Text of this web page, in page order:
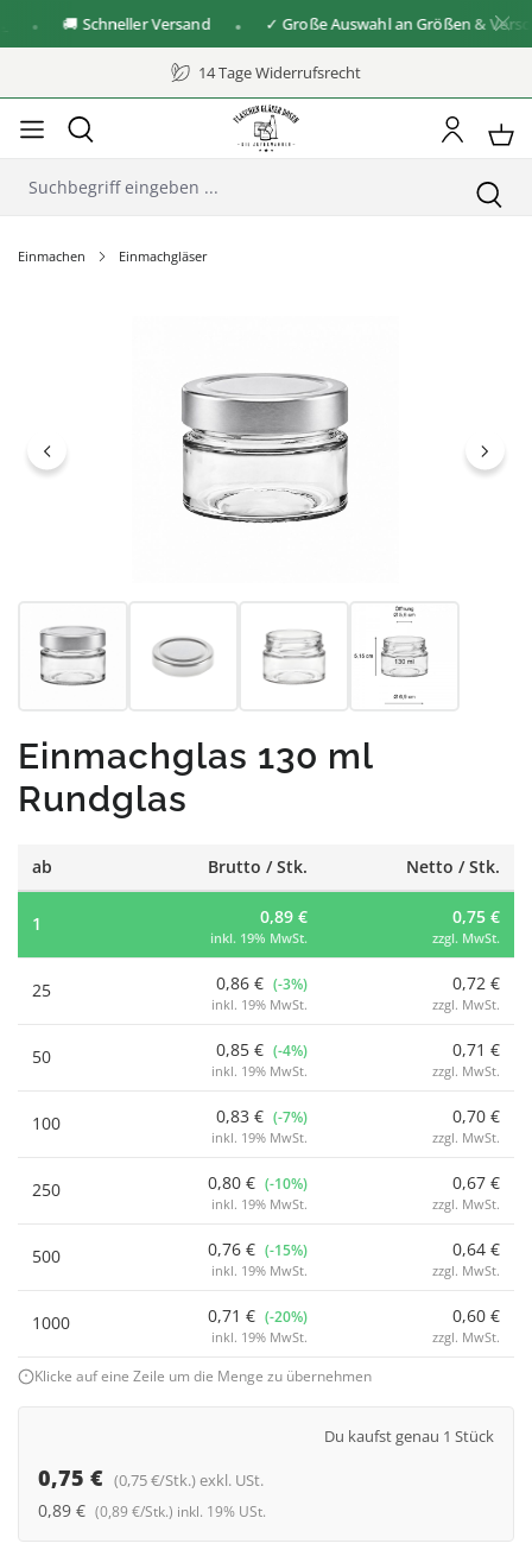
🚚 Schneller Versand ✓ Große Auswahl an Größen &
14 Tage Widerrufsrecht
Einmachen Einmachgläser
Einmachglas 130 ml
Rundglas
ab Brutto / Stk. Netto / Stk.
1 0,89 €
inkl. 19% MwSt.
0,75 €
zzgl. MwSt.
25 0,86 € (-3%)
inkl. 19% MwSt.
0,72 €
zzgl. MwSt.
50 0,85 € (-4%)
inkl. 19% MwSt.
0,71 €
zzgl. MwSt.
100 0,83 € (-7%)
inkl. 19% MwSt.
0,70 €
zzgl. MwSt.
250 0,80 € (-10%)
inkl. 19% MwSt.
0,67 €
zzgl. MwSt.
500 0,76 € (-15%)
inkl. 19% MwSt.
0,64 €
zzgl. MwSt.
1000 0,71 € (-20%)
inkl. 19% MwSt.
0,60 €
zzgl. MwSt.
Klicke auf eine Zeile um die Menge zu übernehmen
Du kaufst genau 1 Stück
0,75 € (0,75 €/Stk.) exkl. USt.
0,89 € (0,89 €/Stk.) inkl. 19% USt.